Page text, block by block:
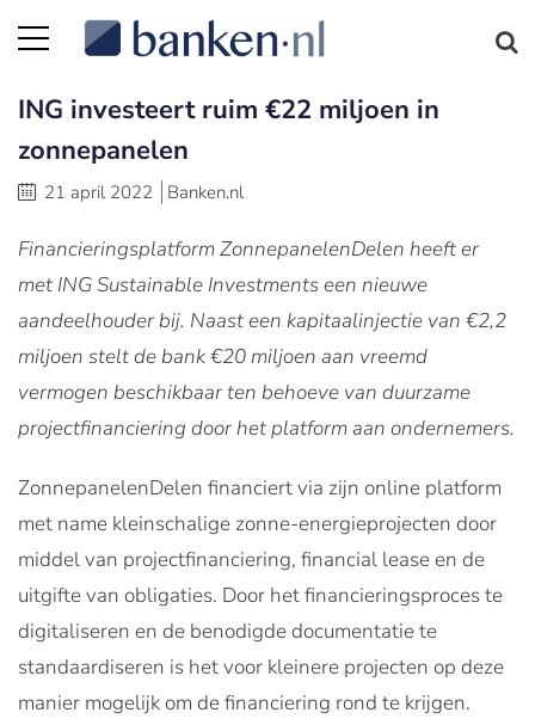
ING investeert ruim €22 miljoen in
zonnepanelen
21 april 2022 Banken.nl
Financieringsplatform ZonnepanelenDelen heeft er
met ING Sustainable Investments een nieuwe
aandeelhouder bij. Naast een kapitaalinjectie van €2,2
miljoen stelt de bank €20 miljoen aan vreemd
vermogen beschikbaar ten behoeve van duurzame
projectfinanciering door het platform aan ondernemers.
ZonnepanelenDelen financiert via zijn online platform
met name kleinschalige zonne-energieprojecten door
middel van projectfinanciering, financial lease en de
uitgifte van obligaties. Door het financieringsproces te
digitaliseren en de benodigde documentatie te
standaardiseren is het voor kleinere projecten op deze
manier mogelijk om de financiering rond te krijgen.